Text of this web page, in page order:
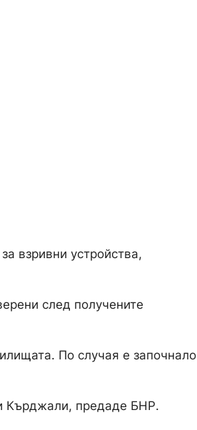
взривни устройства,
след получените
По случая е започнало
Кърджали, предаде БНР.